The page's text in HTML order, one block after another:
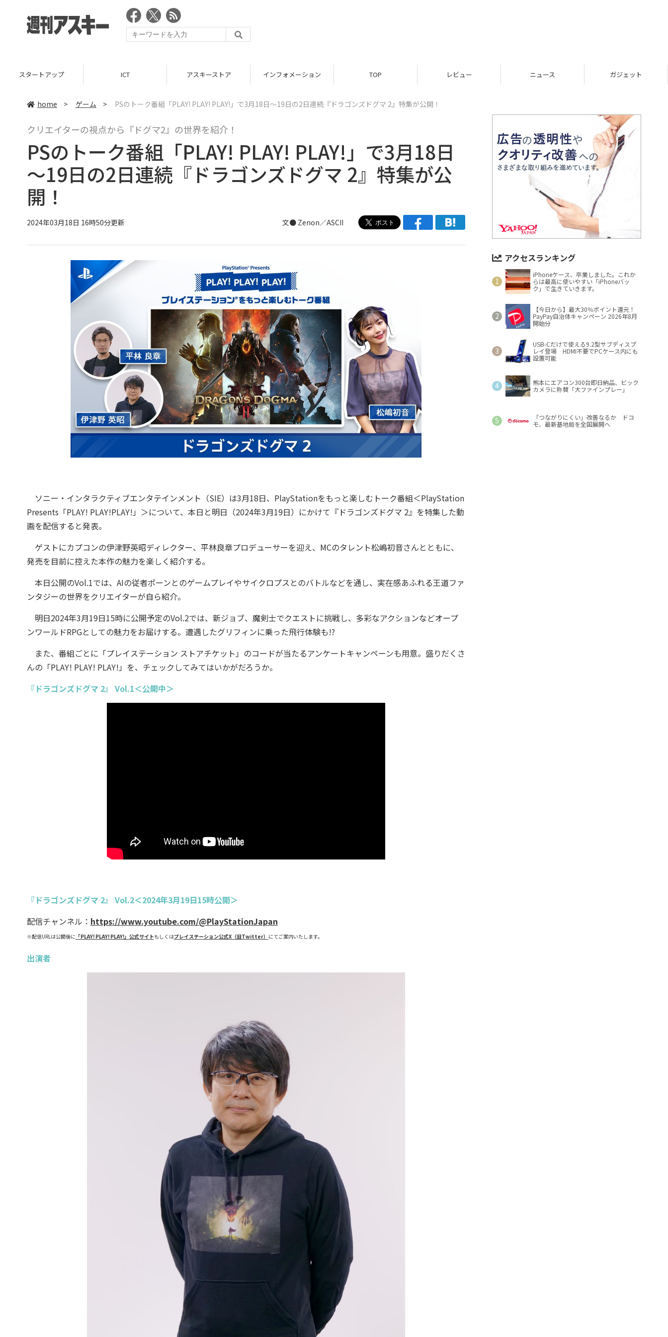
スタートアップ ICT アスキーストア インフォメーション TOP レビュー ニュース ガジェット
home > ゲーム > PSのトーク番組「PLAY! PLAY! PLAY!」で3月18日～19日の2日連続『ドラゴンズドグマ 2』特集が公開！
クリエイターの視点から『ドグマ2』の世界を紹介！
PSのトーク番組「PLAY! PLAY! PLAY!」で3月18日
～19日の2日連続『ドラゴンズドグマ 2』特集が公
開！
2024年03月18日 16時50分更新 文● Zenon／ASCII
ソニー・インタラクティブエンタテインメント（SIE）は3月18日、PlayStationをもっと楽しむトーク番組＜PlayStation
Presents「PLAY! PLAY!PLAY!」＞について、本日と明日（2024年3月19日）にかけて『ドラゴンズドグマ 2』を特集した動
画を配信すると発表。
ゲストにカプコンの伊津野英昭ディレクター、平林良章プロデューサーを迎え、MCのタレント松嶋初音さんとともに、
発売を目前に控えた本作の魅力を楽しく紹介する。
本日公開のVol.1では、AIの従者ポーンとのゲームプレイやサイクロプスとのバトルなどを通し、実在感あふれる王道ファ
ンタジーの世界をクリエイターが自ら紹介。
明日2024年3月19日15時に公開予定のVol.2では、新ジョブ、魔剣士でクエストに挑戦し、多彩なアクションなどオープ
ンワールドRPGとしての魅力をお届けする。遭遇したグリフィンに乗った飛行体験も!?
また、番組ごとに「プレイステーション ストアチケット」のコードが当たるアンケートキャンペーンも用意。盛りだくさ
んの「PLAY! PLAY! PLAY!」を、チェックしてみてはいかがだろうか。
『ドラゴンズドグマ 2』 Vol.1＜公開中＞
『ドラゴンズドグマ 2』 Vol.2＜2024年3月19日15時公開＞
配信チャンネル： https://www.youtube.com/@PlayStationJapan
※配信URLは公開後に 「PLAY! PLAY! PLAY!」公式サイトもしくはプレイステーション公式X（旧Twitter） にてご案内いたします。
出演者
アクセスランキング
iPhoneケース、卒業しました。これか
らは最高に使いやすい「iPhoneバッ
ク」で生きていきます。
【今日から】最大30％ポイント還元！
PayPay自治体キャンペーン 2026年8月
開始分
USB-Cだけで使える9.2型サブディスプ
レイ登場 HDMI不要でPCケース内にも
設置可能
熊本にエアコン300台即日納品、ビック
カメラに称賛「大ファインプレー」
「つながりにくい」改善なるか ドコ
モ、最新基地局を全国展開へ